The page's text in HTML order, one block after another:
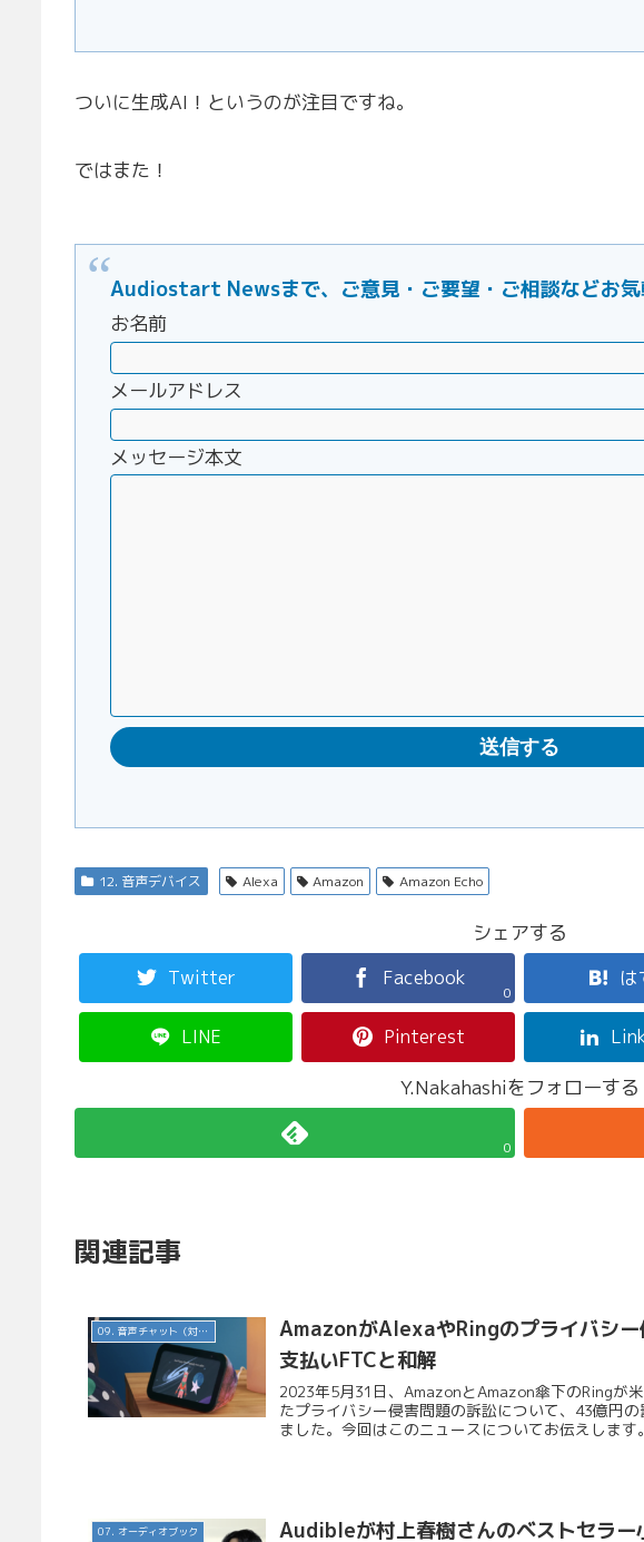
ついに生成AI！というのが注目ですね。
ではまた！
Audiostart Newsまで、ご意見・ご要望・ご相談などお気
お名前
メールアドレス
メッセージ本文
12. 音声デバイス Alexa Amazon Amazon Echo
シェアする
Twitter Facebook
0
は
LINE Pinterest
Y.Nakahashiをフォローする
0
関連記事
09. 音声チャット（対話AI）
AmazonがAlexaやRingのプライバシ
支払いFTCと和解
2023年5月31日、AmazonとAmazon傘下のRingが
たプライバシー侵害問題の訴訟について、43億円
ました。今回はこのニュースについてお伝えします
07. オーディオブック Audibleが村上春樹さんのベストセラー